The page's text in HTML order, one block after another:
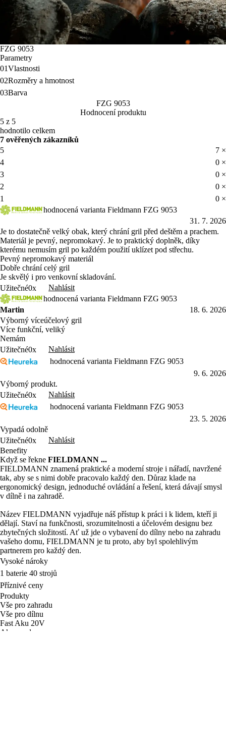
FZG 9053
Parametry
01Vlastnosti
02Rozměry a hmotnost
03Barva
FZG 9053
Hodnocení produktu
5 z 5
hodnotilo celkem
7 ověřených zákazníků
5
7 ×
4
0 ×
3
0 ×
2
0 ×
1
0 ×
hodnocená varianta Fieldmann FZG 9053
31. 7. 2026
Je to dostatečně velký obak, který chrání gril před deštěm a prachem.
Materiál je pevný, nepromokavý. Je to praktický doplněk, díky
kterému nemusím gril po každém použití uklízet pod střechu.
Pevný nepromokavý materiál
Dobře chrání celý gril
Je skvělý i pro venkovní skladování.
Užitečné0x
Nahlásit
hodnocená varianta Fieldmann FZG 9053
Martin
18. 6. 2026
Výborný víceúčelový gril
Více funkční, veliký
Nemám
Užitečné0x
Nahlásit
hodnocená varianta Fieldmann FZG 9053
9. 6. 2026
Výborný produkt.
Užitečné0x
Nahlásit
hodnocená varianta Fieldmann FZG 9053
23. 5. 2026
Vypadá odolně
Užitečné0x
Nahlásit
Benefity
Když se řekne FIELDMANN ...
FIELDMANN znamená praktické a moderní stroje i nářadí, navržené
tak, aby se s nimi dobře pracovalo každý den. Důraz klade na
ergonomický design, jednoduché ovládání a řešení, která dávají smysl
v dílně i na zahradě.
Název FIELDMANN vyjadřuje náš přístup k práci i k lidem, kteří ji
dělají. Staví na funkčnosti, srozumitelnosti a účelovém designu bez
zbytečných složitostí. Ať už jde o vybavení do dílny nebo na zahradu
vašeho domu, FIELDMANN je tu proto, aby byl spolehlivým
partnerem pro každý den.
Vysoké nároky
1 baterie 40 strojů
Příznivé ceny
Produkty
Vše pro zahradu
Vše pro dílnu
Fast Aku 20V
Akce voda